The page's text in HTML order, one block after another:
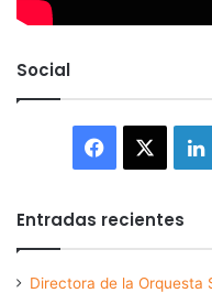
Social
Facebook
Entradas recientes
Directora de la Orquesta